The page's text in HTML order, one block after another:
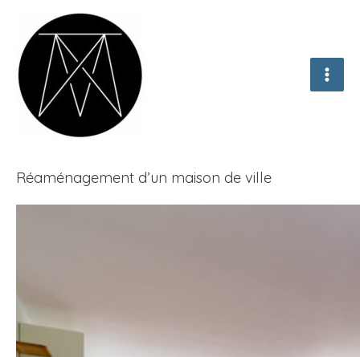
contenu
Réaménagement d’un maison de ville